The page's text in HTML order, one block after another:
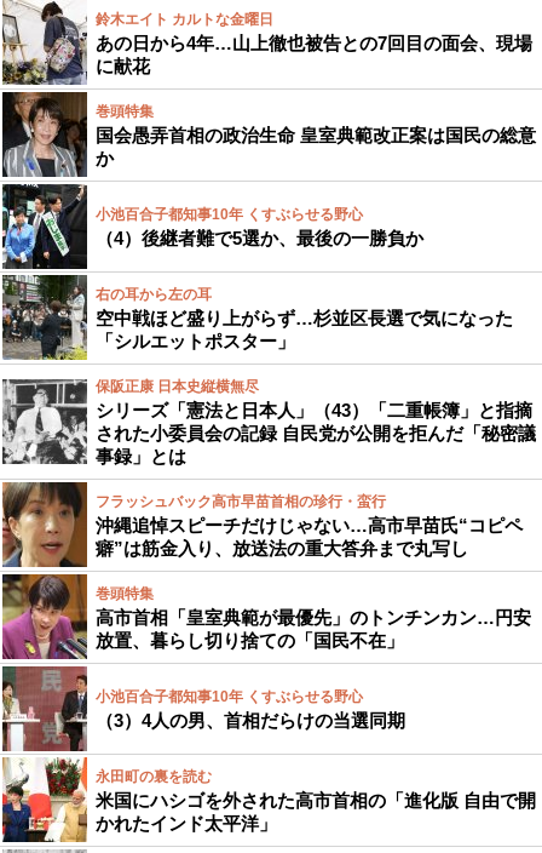
鈴木エイト カルトな金曜日
あの日から4年…山上徹也被告との7回目の面会、現場
に献花
巻頭特集
国会愚弄首相の政治生命 皇室典範改正案は国民の総意
か
小池百合子都知事10年 くすぶらせる野心
（4）後継者難で5選か、最後の一勝負か
右の耳から左の耳
空中戦ほど盛り上がらず…杉並区長選で気になった
「シルエットポスター」
保阪正康 日本史縦横無尽
シリーズ「憲法と日本人」（43）「二重帳簿」と指摘
された小委員会の記録 自民党が公開を拒んだ「秘密議
事録」とは
フラッシュバック高市早苗首相の珍行・蛮行
沖縄追悼スピーチだけじゃない…高市早苗氏“コピペ
癖”は筋金入り、放送法の重大答弁まで丸写し
巻頭特集
高市首相「皇室典範が最優先」のトンチンカン…円安
放置、暮らし切り捨ての「国民不在」
小池百合子都知事10年 くすぶらせる野心
（3）4人の男、首相だらけの当選同期
永田町の裏を読む
米国にハシゴを外された高市首相の「進化版 自由で開
かれたインド太平洋」